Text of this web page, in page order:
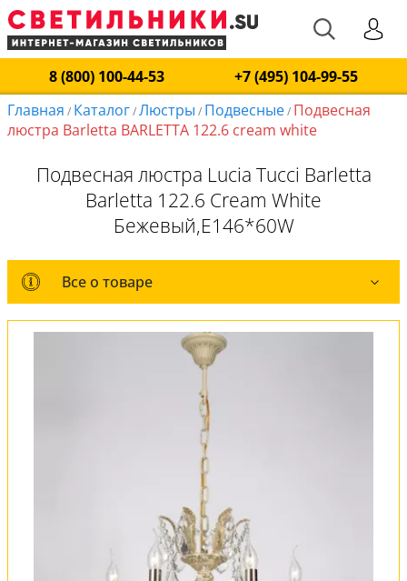
8 (800) 100-44-53
+7 (495) 104-99-55
Главная / Каталог/Люстры / Подвесные/ Подвесная
люстра Barletta BARLETTA 122.6 cream white
Подвесная люстра Lucia Tucci Barletta
Barletta 122.6 Cream White
Бежевый,E146*60W
Все о товаре
Все о товаре
Комплект лампочек